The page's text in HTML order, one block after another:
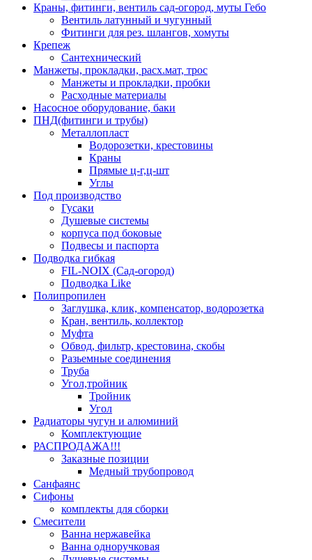
Краны, фитинги, вентиль сад-огород, муты Гебо
Вентиль латунный и чугунный
Фитинги для рез. шлангов, хомуты
Крепеж
Сантехнический
Манжеты, прокладки, расх.мат, трос
Манжеты и прокладки, пробки
Расходные материалы
Насосное оборудование, баки
ПНД(фитинги и трубы)
Металлопласт
Водорозетки, крестовины
Краны
Прямые ц-г,ц-шт
Углы
Под производство
Гусаки
Душевые системы
корпуса под боковые
Подвесы и паспорта
Подводка гибкая
FIL-NOIX (Сад-огород)
Подводка Like
Полипропилен
Заглушка, клик, компенсатор, водорозетка
Кран, вентиль, коллектор
Муфта
Обвод, фильтр, крестовина, скобы
Разьемные соединения
Труба
Угол,тройник
Тройник
Угол
Радиаторы чугун и алюминий
Комплектующие
РАСПРОДАЖА!!!
Заказные позиции
Медный трубопровод
Санфаянс
Сифоны
комплекты для сборки
Смесители
Ванна нержавейка
Ванна одноручковая